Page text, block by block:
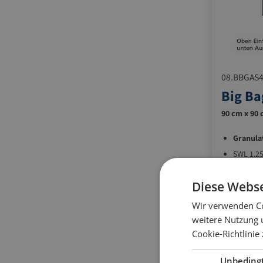
08.BBGAS4
Big
90 cm x 90
SWL
Diese
Wir verwenden
weitere Nutzung
Cookie-Richtlinie